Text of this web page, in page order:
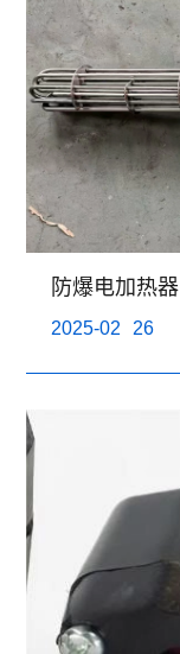
防爆电加热器
26
2025-02